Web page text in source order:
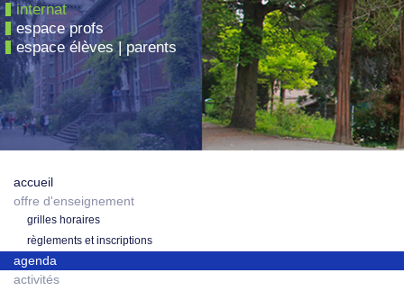
internat
espace profs
espace élèves | parents
accueil
offre d'enseignement
grilles horaires
règlements et inscriptions
agenda
activités